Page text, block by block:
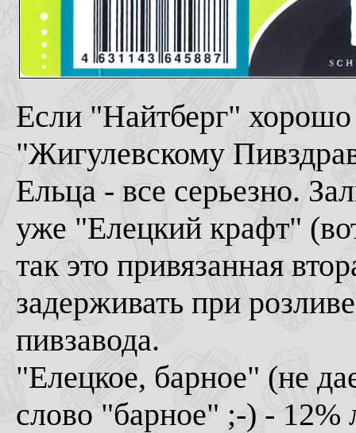
Если "Найтберг" хорошо
"Жигулевскому
Ельца - все серьезно.
уже "Елецкий крафт"
так это привязанная
задерживать при
пивзавода.
"Елецкое, барное" (не
слово "барное" ;-) - 12%